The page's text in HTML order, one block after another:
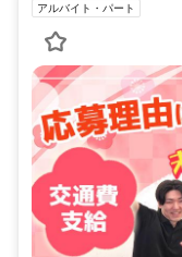
アルバイト・パート